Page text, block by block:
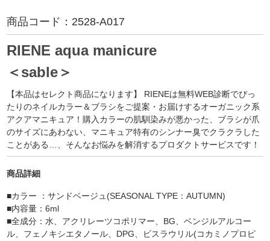
商品コード： 2528-A017
RIENE aqua manicure
＜sable＞
【本品はセレクト商品になります】 RIENEは無料WEB診断でぴっ
たりのネイルカラー＆ブラシをご提案・お届けするオーガニック系
アクアマニキュア！購入カラーの肌馴染みが悪かった、ブラシが爪
のサイズにあわない、マニキュア特有のシンナー臭でクラクラした
ことがある…、そんなお悩みを解消するプロダクトサービスです！
商品詳細
■カラー ：サンドベージュ(SEASONAL TYPE：AUTUMN)
■内容量：6ml
■全成分：水、アクリレーツコポリマー、BG、ベンジルアルコー
ル、フェノキシエタノール、DPG、ビスラウリル(コカミノプロピ